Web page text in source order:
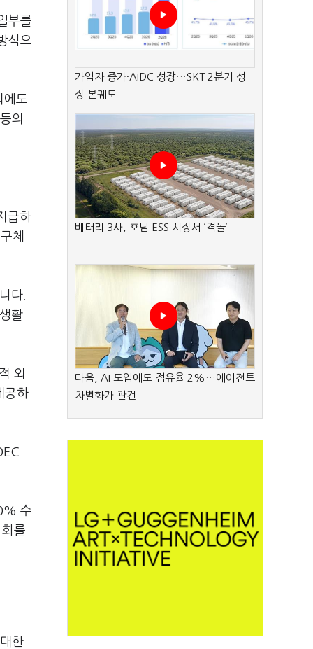
부를
식으
에도
의
급하
체
다.
활
외
공하
수
를
한
가입자 증가·AIDC 성장…SKT 2분기 성
장 본궤도
배터리 3사, 호남 ESS 시장서 ‘격돌’
다음, AI 도입에도 점유율 2%…에이전트
차별화가 관건